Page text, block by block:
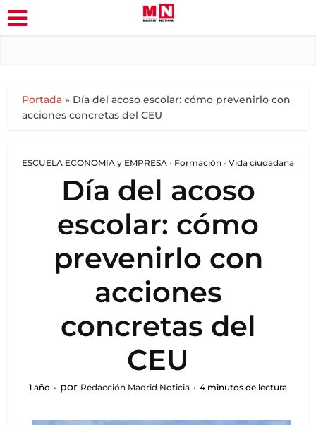
Portada » Día del acoso escolar: cómo prevenirlo con
acciones concretas del CEU
ESCUELA ECONOMIA y EMPRESA • Formación • Vida ciudadana
Día del acoso
escolar: cómo
prevenirlo con
acciones
concretas del
CEU
1 año por Redacción Madrid Noticia 4 minutos de lectura